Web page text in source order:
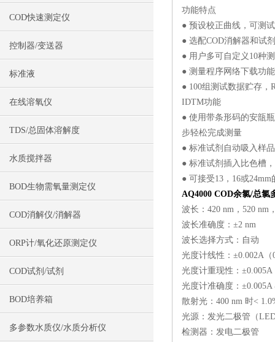
COD快速测定仪
控制器/变送器
标准液
在线溶氧仪
TDS/总固体溶解度
水质搅拌器
BOD生物需氧量测定仪
COD消解仪/消解器
ORP计/氧化还原测定仪
COD试剂/试剂
BOD培养箱
多参数水质仪/水质分析仪
功能特点
● 预设校正曲线，可测
● 选配COD消解器和试
● 用户多可自定义10种
● 测量程序网络下载功
● 100组测试数据贮存，
IDTM功能
● 使用带条形码的安瓿
步轻松完成测量
● 标准试剂自动吸入样
● 标准试剂插入比色槽
● 可接受13，16或
AQ4000 COD余氯/总氯
波长：420 nm，520 nm
波长准确度：±2 nm
波长选择方式：自动
光度计线性：±0.002A
光度计重现性：
光度计准确度：±0.005A
散射光：400 nm 时<
光源：发光二极管（
检测器：发电二极管